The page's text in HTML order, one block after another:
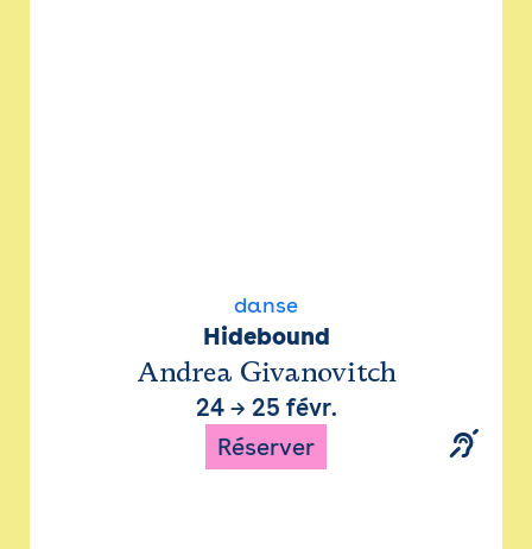
danse
Hidebound
Andrea Givanovitch
24→ 25 févr.
Réserver